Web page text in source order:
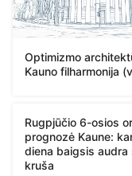
Optimizmo
Kauno filharmonija
Rugpjūčio 6-osios
prognozė Kaune:
diena baigsis audra
kruša